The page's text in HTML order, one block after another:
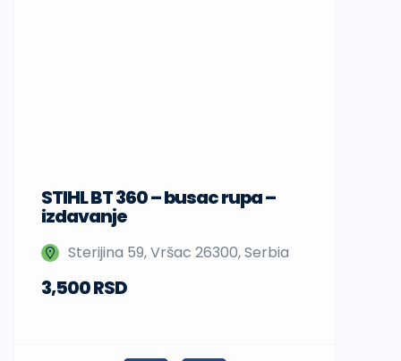
STIHL BT 360 – busac rupa –
izdavanje
Sterijina 59, Vršac 26300, Serbia
3,500 RSD